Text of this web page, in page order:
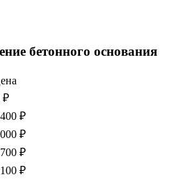
бетонного основания
₽
₽
₽
₽
₽